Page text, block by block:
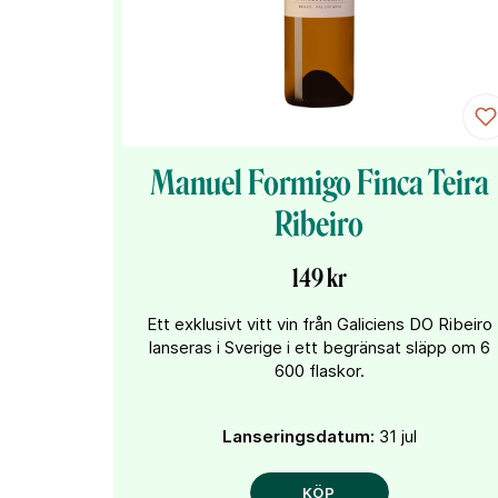
Manuel Formigo Finca Teira
Ribeiro
149 kr
Ett exklusivt vitt vin från Galiciens DO Ribeiro
lanseras i Sverige i ett begränsat släpp om 6
600 flaskor.
Lanseringsdatum: 31 jul
KÖP